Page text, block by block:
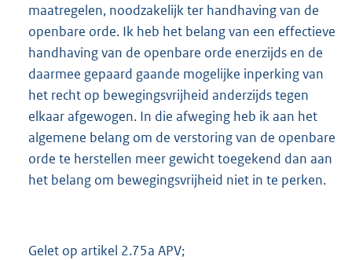
maatregelen, noodzakelijk ter handhaving van de
openbare orde. Ik heb het belang van een effectieve
handhaving van de openbare orde enerzijds en de
daarmee gepaard gaande mogelijke inperking van
het recht op bewegingsvrijheid anderzijds tegen
elkaar afgewogen. In die afweging heb ik aan het
algemene belang om de verstoring van de openbare
orde te herstellen meer gewicht toegekend dan aan
het belang om bewegingsvrijheid niet in te perken.
Gelet op artikel 2.75a APV;